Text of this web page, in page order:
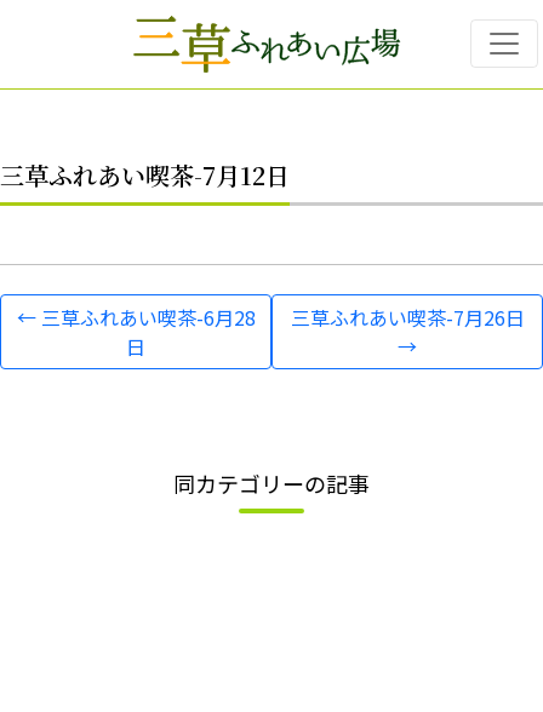
三草ふれあい喫茶-7月12日
← 三草ふれあい喫茶-6月28
日
三草ふれあい喫茶-7月26日
→
同カテゴリーの記事